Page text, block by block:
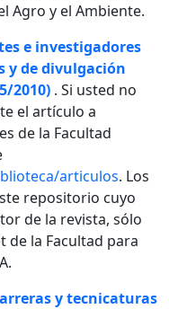
Agro y el Ambiente.
e investigadores
y de divulgación
2010) . Si usted no
el artículo a
de la Facultad
articulos. Los
repositorio cuyo
de la revista, sólo
de la Facultad para
y tecnicaturas